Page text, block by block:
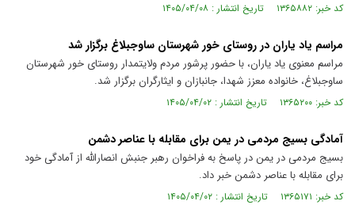
کد خبر: ۱۳۶۵۸۸۲ تاریخ انتشار : ۱۴۰۵/۰۴/۰۸
مراسم یاد یاران در روستای خور شهرستان ساوجبلاغ برگزار شد
مراسم معنوی یاد یاران، با حضور پرشور مردم ولایتمدار روستای خور شهرستان
ساوجبلاغ، خانواده معزز شهدا، جانبازان و ایثارگران برگزار شد.
کد خبر: ۱۳۶۵۲۰۰ تاریخ انتشار : ۱۴۰۵/۰۴/۰۲
آمادگی بسیج مردمی در یمن برای مقابله با عناصر دشمن
بسیج مردمی در یمن در پاسخ به فراخوان رهبر جنبش انصارالله از آمادگی خود
برای مقابله با عناصر دشمن خبر داد.
کد خبر: ۱۳۶۵۱۷۱ تاریخ انتشار : ۱۴۰۵/۰۴/۰۲